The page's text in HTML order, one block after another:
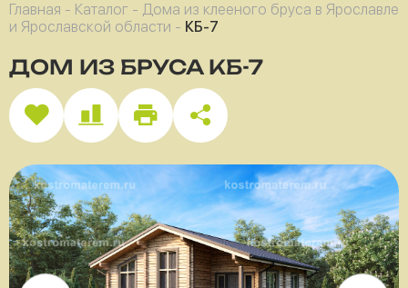
Главная - Каталог - Дома из клееного бруса в Ярославле
и Ярославской области - КБ-7
ДОМ ИЗ БРУСА КБ-7